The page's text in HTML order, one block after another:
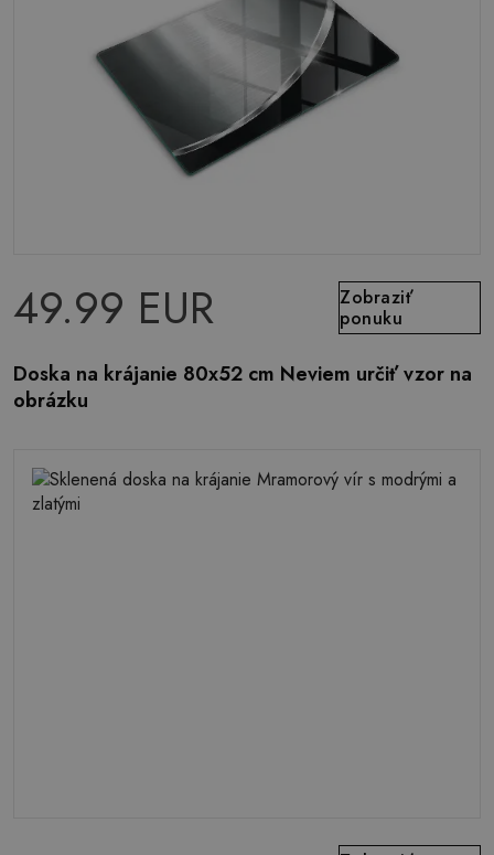
49.99 EUR
Zobraziť
ponuku
Doska na krájanie 80x52 cm Neviem určiť vzor na
obrázku